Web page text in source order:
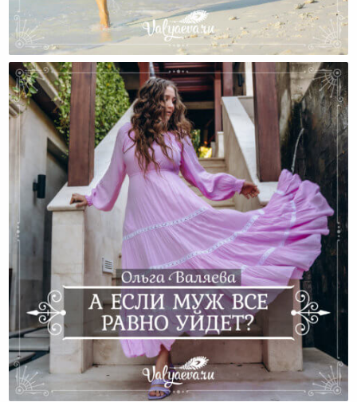
Сделай Меня Счастливой!
А Если Муж Все Равно Уйдет?